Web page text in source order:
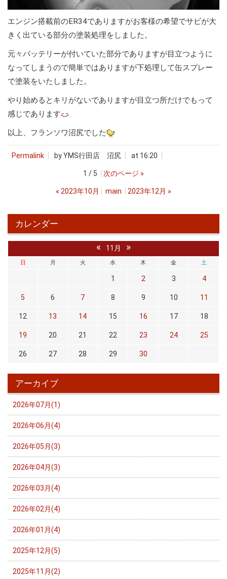
エンジン搭載前のER34でありますがお客様の希望でサビが大
きく出ている部分の塗装処理をしました。
元々バッテリーが付いていた部分でありますが目立つように
なってしまうので簡単ではありますが下処理して缶スプレー
で塗装をいたしました。
やり始めるとキリがないでありますが目立つ所だけでもって
感じであります
以上、フランソワ沼尻でした
Permalink by YMS行田店 沼尻 at 16:20
1 / 5 次のページ »
« 2023年10月 main 2023年12月 »
カレンダー
« 11月 »
日 月 火 水 木 金 土
1 2 3 4
5 6 7 8 9 10 11
12 13 14 15 16 17 18
19 20 21 22 23 24 25
26 27 28 29 30
アーカイブ
2026年07月(1)
2026年06月(4)
2026年05月(3)
2026年04月(3)
2026年03月(4)
2026年02月(4)
2026年01月(4)
2025年12月(5)
2025年11月(2)